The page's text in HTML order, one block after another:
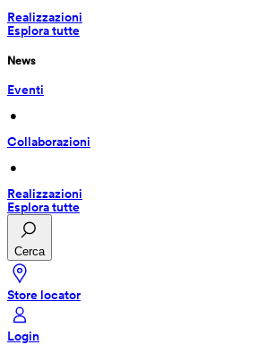
Realizzazioni
Esplora tutte
News
Eventi
•
Collaborazioni
•
Realizzazioni
Esplora tutte
Cerca
Store locator
Login